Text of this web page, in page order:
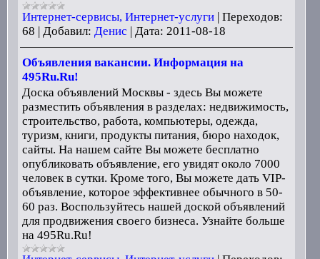
Интернет-сервисы, Интернет-услуги| Переходов:
68 | Добавил: Денис | Дата: 2011-08-18
Объявления вакансии. Информация на
495Ru.Ru!
Доска объявлений Москвы - здесь Вы можете
разместить объявления в разделах: недвижимость,
строительство, работа, компьютеры, одежда,
туризм, книги, продукты питания, бюро находок,
сайты. На нашем сайте Вы можете бесплатно
опубликовать объявление, его увидят около 7000
человек в сутки. Кроме того, Вы можете дать VIP-
объявление, которое эффективнее обычного в 50-
60 раз. Воспользуйтесь нашей доской объявлений
для продвижения своего бизнеса. Узнайте больше
на 495Ru.Ru!